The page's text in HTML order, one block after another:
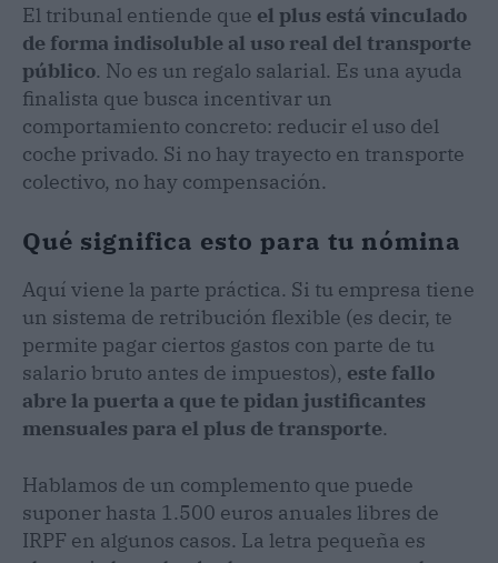
El tribunal entiende que el plus está vinculado
de forma indisoluble al uso real del transporte
público. No es un regalo salarial. Es una ayuda
finalista que busca incentivar un
comportamiento concreto: reducir el uso del
coche privado. Si no hay trayecto en transporte
colectivo, no hay compensación.
Qué significa esto para tu nómina
Aquí viene la parte práctica. Si tu empresa tiene
un sistema de retribución flexible (es decir, te
permite pagar ciertos gastos con parte de tu
salario bruto antes de impuestos), este fallo
abre la puerta a que te pidan justificantes
mensuales para el plus de transporte.
Hablamos de un complemento que puede
suponer hasta 1.500 euros anuales libres de
IRPF en algunos casos. La letra pequeña es